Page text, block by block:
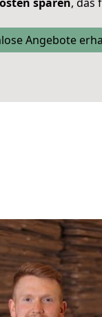
Angebote